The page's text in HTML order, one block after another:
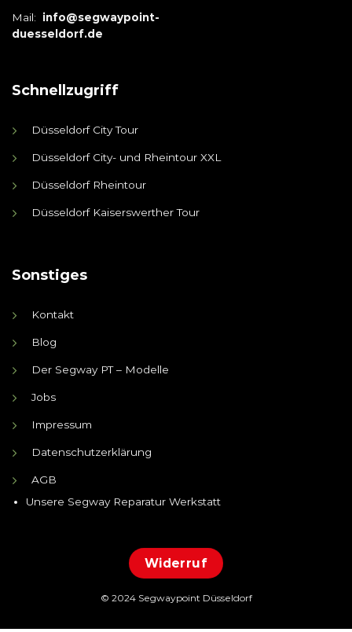
Mail: info@segwaypoint-
duesseldorf.de
Schnellzugriff
Düsseldorf City Tour
Düsseldorf City- und Rheintour XXL
Düsseldorf Rheintour
Düsseldorf Kaiserswerther Tour
Sonstiges
Kontakt
Blog
Der Segway PT – Modelle
Jobs
Impressum
Datenschutzerklärung
AGB
Unsere Segway Reparatur Werkstatt
Widerruf
© 2024 Segwaypoint Düsseldorf